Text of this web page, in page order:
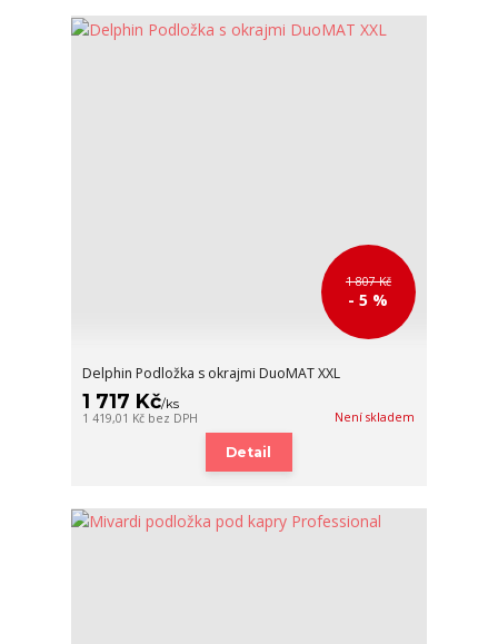
1 807 Kč
- 5 %
Delphin Podložka s okrajmi DuoMAT XXL
1 717 Kč/ks
1 419,01 Kč bez DPH Není skladem
Detail